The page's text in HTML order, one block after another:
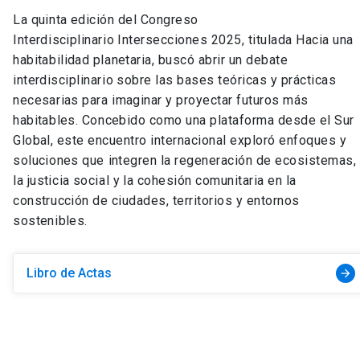
La quinta edición del Congreso
Interdisciplinario Intersecciones 2025, titulada Hacia una
habitabilidad planetaria, buscó abrir un debate
interdisciplinario sobre las bases teóricas y prácticas
necesarias para imaginar y proyectar futuros más
habitables. Concebido como una plataforma desde el Sur
Global, este encuentro internacional exploró enfoques y
soluciones que integren la regeneración de ecosistemas,
la justicia social y la cohesión comunitaria en la
construcción de ciudades, territorios y entornos
sostenibles.
Libro de Actas arrow_forward